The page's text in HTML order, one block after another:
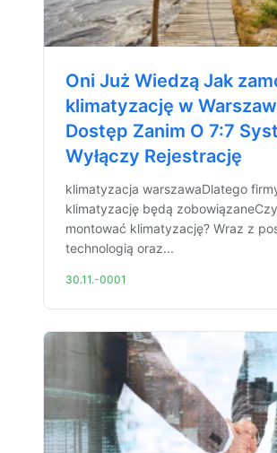
Oni Już Wiedzą Jak
klimatyzację w
Dostęp Zanim O 7:7
Wyłączy Rejestrację
klimatyzacja warszawaDlatego
klimatyzację będą
montować klimatyzację? Wraz z
technologią oraz...
30.11.-0001